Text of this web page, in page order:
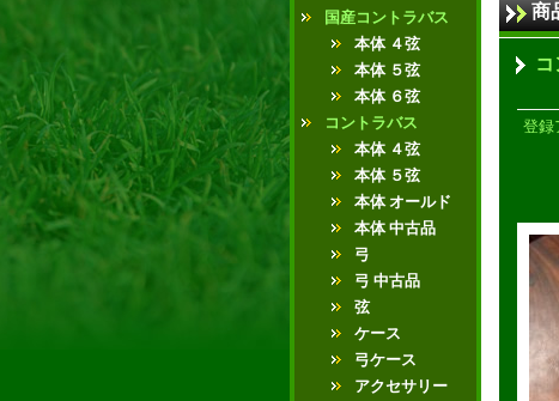
国産コントラバス
本体 ４弦
本体 ５弦
本体 ６弦
コントラバス
本体 ４弦
本体 ５弦
本体 オールド
本体 中古品
弓
弓 中古品
弦
ケース
弓ケース
アクセサリー
商
登録